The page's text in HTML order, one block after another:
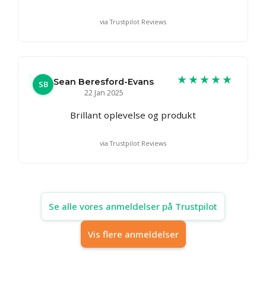
via Trustpilot Reviews
SB Sean Beresford-Evans
22 Jan 2025
★★★★★
Brillant oplevelse og produkt
via Trustpilot Reviews
Se alle vores anmeldelser på Trustpilot
Vis flere anmeldelser